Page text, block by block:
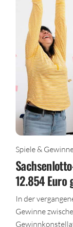
Spiele &
12.854 Euro
In der
Gewinne